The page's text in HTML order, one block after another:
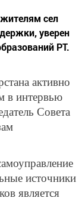
сел
уверен
РТ.
активно
в интервью
Совета
источники
является